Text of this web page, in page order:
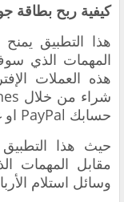
‏كيفية ربح بطاقة جوجل بلاي
‏هذا التطبيق
المهمات الذي
هذه العملات
حسابك PayPal او غيرها
حيث ‏هذا التطبيق
مقابل المهمات
وسائل استلام